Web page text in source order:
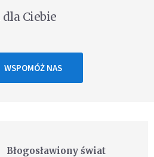
Ciebie
WSPOMÓŻ NAS
Błogosławiony świat